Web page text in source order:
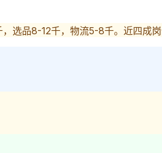
选品8-12千，物流5-8千。近四成岗